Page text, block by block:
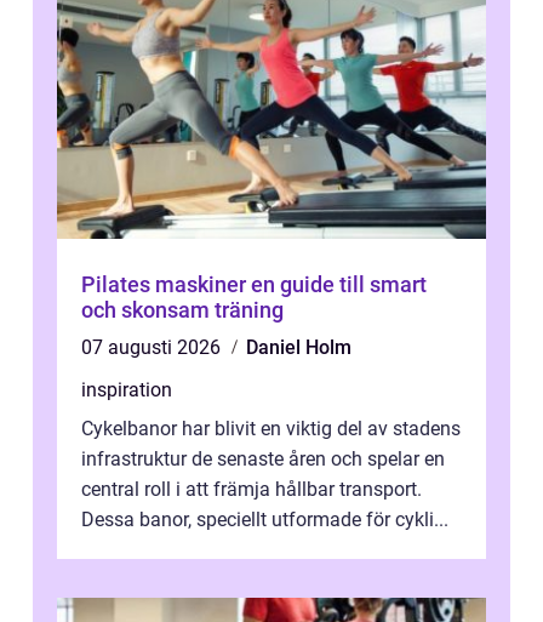
Pilates maskiner en guide till smart
och skonsam träning
07 augusti 2026
Daniel Holm
inspiration
Cykelbanor har blivit en viktig del av stadens
infrastruktur de senaste åren och spelar en
central roll i att främja hållbar transport.
Dessa banor, speciellt utformade för cykli...